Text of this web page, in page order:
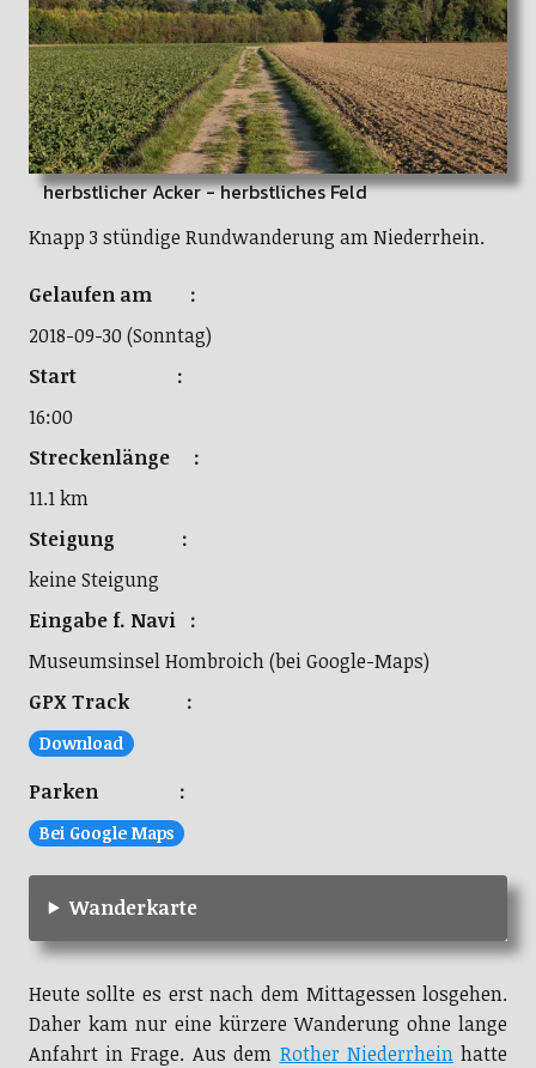
herbstlicher Acker - herbstliches Feld
Knapp 3 stündige Rundwanderung am Niederrhein.
Gelaufen am :
2018-09-30 (Sonntag)
Start :
16:00
Streckenlänge :
11.1 km
Steigung :
keine Steigung
Eingabe f. Navi :
Museumsinsel Hombroich (bei Google-Maps)
GPX Track :
Download
Parken :
Bei Google Maps
Wanderkarte
Heute sollte es erst nach dem Mittagessen losgehen.
Daher kam nur eine kürzere Wanderung ohne lange
Anfahrt in Frage. Aus dem Rother Niederrheinhatte